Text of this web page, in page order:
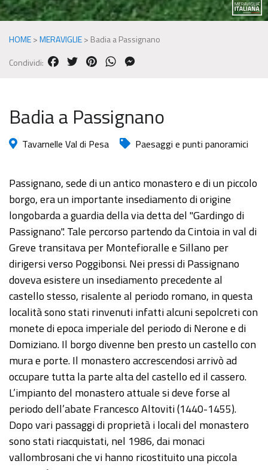
HOME>MERAVIGLIE> Badia a Passignano
Condividi:
FACEBOOK
TWITTERPINTERESTWHATSAPP
Badia a Passignano
Tavarnelle Val di Pesa Paesaggi e punti panoramici
Passignano, sede di un antico monastero e di un piccolo
borgo, era un importante insediamento di origine
longobarda a guardia della via detta del "Gardingo di
Passignano". Tale percorso partendo da Cintoia in val di
Greve transitava per Montefioralle e Sillano per
dirigersi verso Poggibonsi. Nei pressi di Passignano
doveva esistere un insediamento precedente al
castello stesso, risalente al periodo romano, in questa
località sono stati rinvenuti infatti alcuni sepolcreti con
monete di epoca imperiale del periodo di Nerone e di
Domiziano. Il borgo divenne ben presto un castello con
mura e porte. Il monastero accrescendosi arrivò ad
occupare tutta la parte alta del castello ed il cassero.
L’impianto del monastero attuale si deve forse al
periodo dell’abate Francesco Altoviti (1440-1455).
Dopo vari passaggi di proprietà i locali del monastero
sono stati riacquistati, nel 1986, dai monaci
vallombrosani che vi hanno ricostituito una piccola